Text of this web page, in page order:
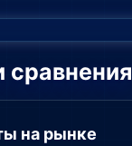
сравнения
на рынке